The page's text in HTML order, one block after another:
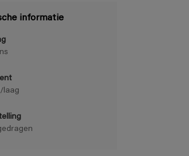
informatie
laag